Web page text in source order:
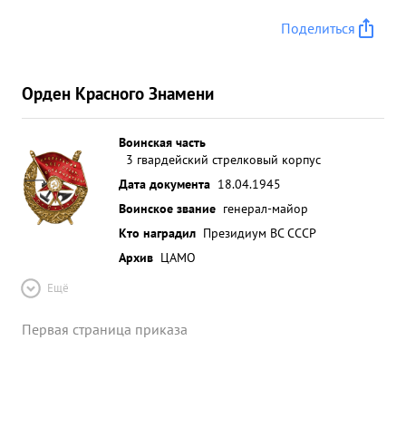
Поделиться
Орден Красного Знамени
Воинская часть
3 гвардейский стрелковый корпус
Дата документа 18.04.1945
Воинское звание генерал-майор
Кто наградил Президиум ВС СССР
Архив ЦАМО
Ещё
Первая страница приказа